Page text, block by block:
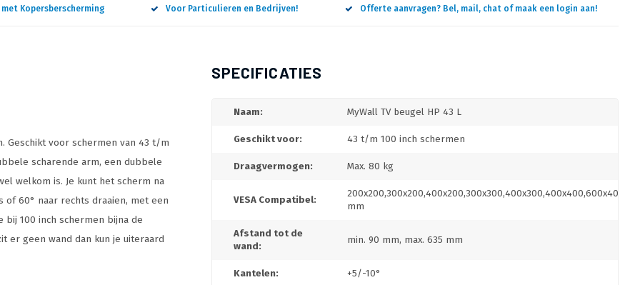
Kopersberscherming Voor Particulieren en Bedrijven! Offerte aanvragen? Bel, mail, chat of maak een login aan!
Geschikt voor schermen van 43 t/m
scharende arm, een dubbele
welkom is. Je kunt het scherm na
60° naar rechts draaien, met een
100 inch schermen bijna de
er geen wand dan kun je uiteraard
SPECIFICATIES
Naam: MyWall TV beugel HP 43 L
Geschikt voor: 43 t/m 100 inch schermen
Draagvermogen: Max. 80 kg
VESA Compatibel:
mm
Afstand tot de
wand:
min. 90 mm, max. 635 mm
Kantelen: +5/-10°